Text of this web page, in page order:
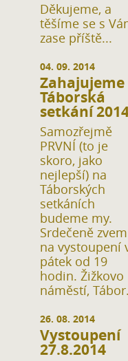
Děkujeme, a
těšíme se s
zase příště...
04. 09. 2014
Zahajujeme
Táborská
setkání
Samozřejmě
PRVNÍ (to je
skoro, jako
nejlepší) na
Táborských
setkáních
budeme my.
Srdečeně
na vystoupení
pátek od 19
hodin. Žižkovo
náměstí,
26. 08. 2014
Vystoupení
27.8.2014